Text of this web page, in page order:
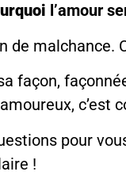
l’amour
de malchance.
façon,
c’est
pour
!